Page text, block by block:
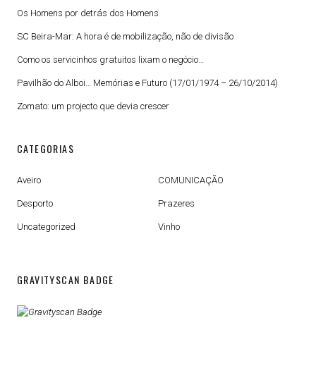
Os Homens por detrás dos Homens
SC Beira-Mar: A hora é de mobilização, não de divisão
Como os servicinhos gratuitos lixam o negócio…
Pavilhão do Alboi… Memórias e Futuro (17/01/1974 – 26/10/2014)
Zomato: um projecto que devia crescer
CATEGORIAS
Aveiro COMUNICAÇÃO
Desporto Prazeres
Uncategorized Vinho
GRAVITYSCAN BADGE